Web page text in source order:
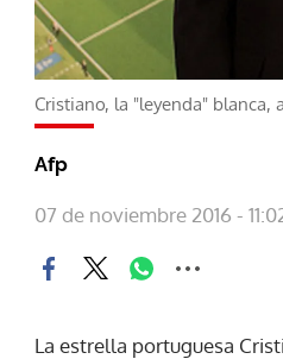
Cristiano, la "leyenda" blanca,
Afp
07 de noviembre 2016 -
La estrella portuguesa